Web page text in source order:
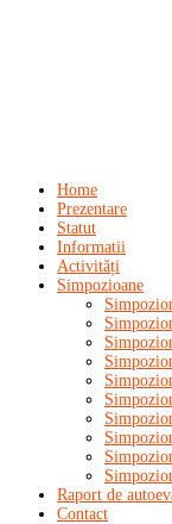
Home
Prezentare
Statut
Informatii
Activități
Simpozioane
Raport de
Contact